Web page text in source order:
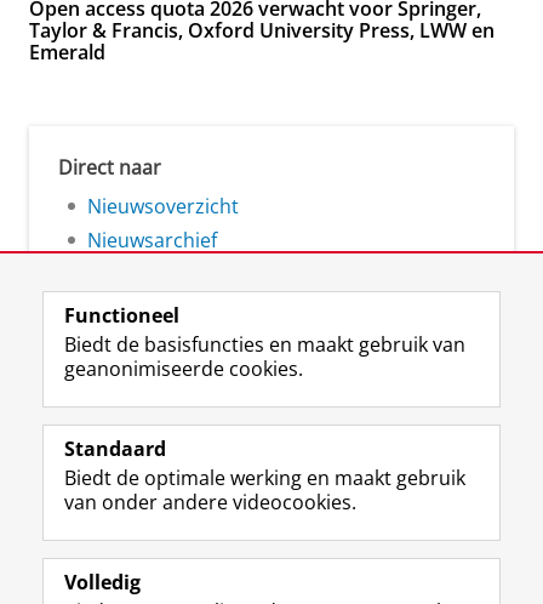
Open access quota 2026 verwacht voor Springer,
Taylor & Francis, Oxford University Press, LWW en
Emerald
Direct naar
Nieuwsoverzicht
Nieuwsarchief
Volg de RUG
F
a
e
b
o
L
i
k
e
I
R
S
-
f
e
I
n
t
r
Y
o
T
e
Studiekiezers
Alumni
Functioneel
Biedt de basisfuncties en maakt gebruik van
geanonimiseerde cookies.
Standaard
Biedt de optimale werking en maakt gebruik
van onder andere videocookies.
Volledig